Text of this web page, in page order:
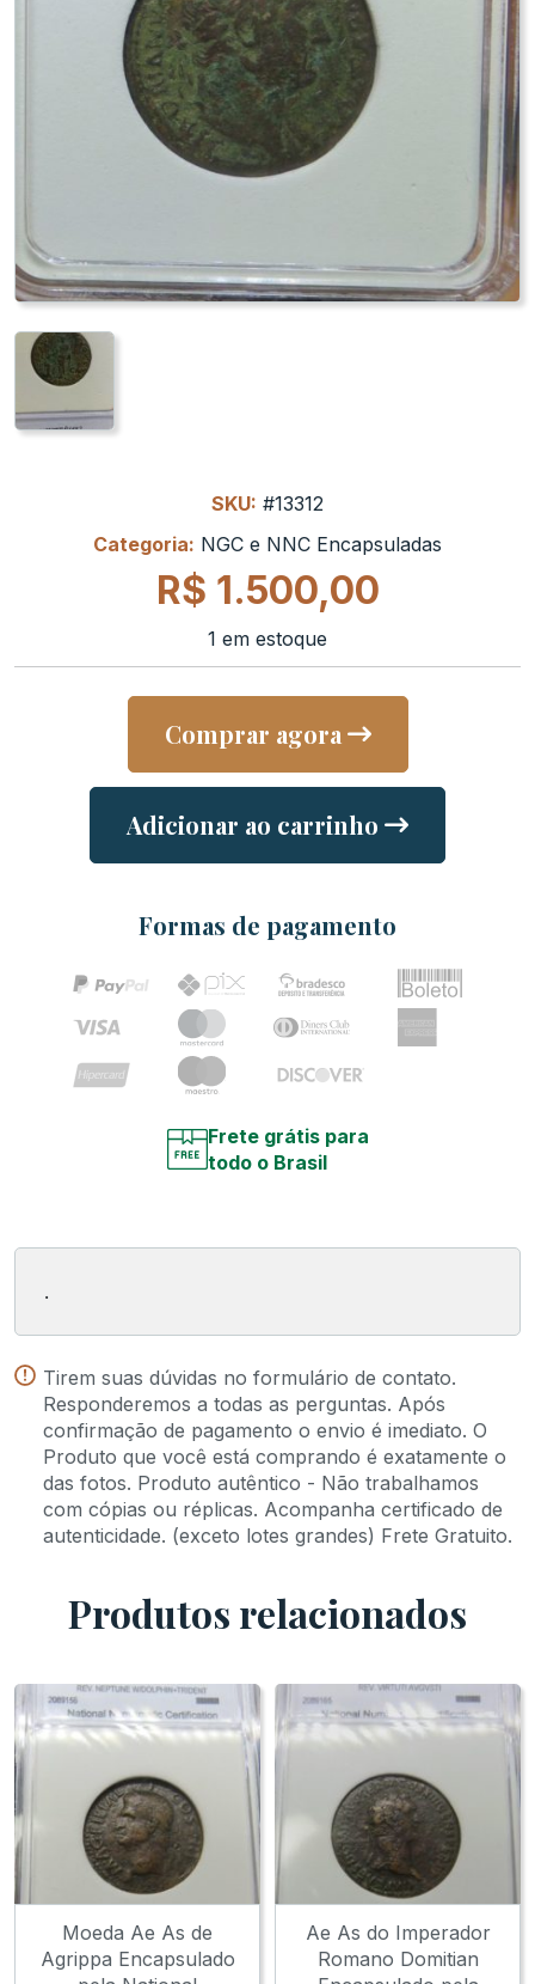
SKU: #13312
Categoria: NGC e NNC Encapsuladas
R$ 1.500,00
1 em estoque
Comprar agora
Adicionar ao carrinho
Formas de pagamento
Frete grátis para
todo o Brasil
.
Tirem suas dúvidas no formulário de contato.
Responderemos a todas as perguntas. Após
confirmação de pagamento o envio é imediato. O
Produto que você está comprando é exatamente o
das fotos. Produto autêntico - Não trabalhamos
com cópias ou réplicas. Acompanha certificado de
autenticidade. (exceto lotes grandes) Frete Gratuito.
Produtos relacionados
Moeda Ae As de
Agrippa Encapsulado
Ae As do Imperador
Romano Domitian